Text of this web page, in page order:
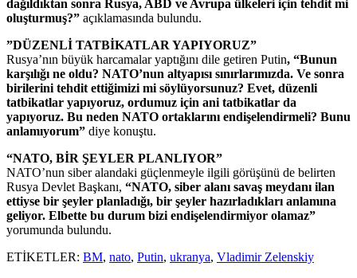
dağıldıktan sonra Rusya, ABD ve Avrupa ülkeleri için tehdit mi
oluşturmuş?” açıklamasında bulundu.
”DÜZENLİ TATBİKATLAR YAPIYORUZ”
Rusya’nın büyük harcamalar yaptığını dile getiren Putin, “Bunun
karşılığı ne oldu? NATO’nun altyapısı sınırlarımızda. Ve sonra
birilerini tehdit ettiğimizi mi söylüyorsunuz? Evet, düzenli
tatbikatlar yapıyoruz, ordumuz için ani tatbikatlar da
yapıyoruz. Bu neden NATO ortaklarını endişelendirmeli? Bunu
anlamıyorum” diye konuştu.
“NATO, BİR ŞEYLER PLANLIYOR”
NATO’nun siber alandaki güçlenmeyle ilgili görüşünü de belirten
Rusya Devlet Başkanı, “NATO, siber alanı savaş meydanı ilan
ettiyse bir şeyler planladığı, bir şeyler hazırladıkları anlamına
geliyor. Elbette bu durum bizi endişelendirmiyor olamaz”
yorumunda bulundu.
ETİKETLER: BM, nato, Putin, ukranya, Vladimir Zelenskiy